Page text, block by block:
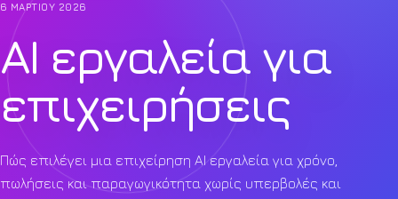
6 ΜΑΡΤΊΟΥ 2026
AI εργαλεία για
επιχειρήσεις
Πώς επιλέγει μια επιχείρηση AI εργαλεία για χρόνο,
πωλήσεις και παραγωγικότητα χωρίς υπερβολές και